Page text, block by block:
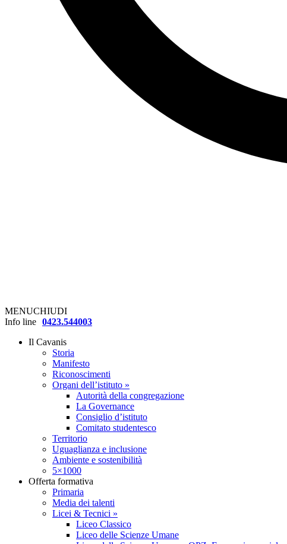
MENUCHIUDI
Info line 0423.544003
Il Cavanis
Storia
Manifesto
Riconoscimenti
Organi dell’istituto »
Autorità della congregazione
La Governance
Consiglio d’istituto
Comitato studentesco
Territorio
Uguaglianza e inclusione
Ambiente e sostenibilità
5×1000
Offerta formativa
Primaria
Media dei talenti
Licei & Tecnici »
Liceo Classico
Liceo delle Scienze Umane